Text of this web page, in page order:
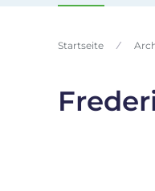
Startseite